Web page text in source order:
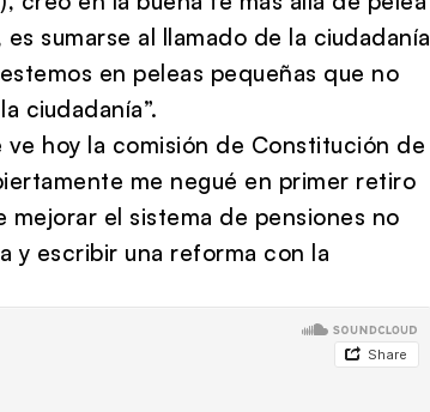
sumarse al llamado de la ciudadanía
en peleas pequeñas que no
ciudadanía”.
hoy la comisión de Constitución de
me negué en primer retiro
el sistema de pensiones no
y escribir una reforma con la